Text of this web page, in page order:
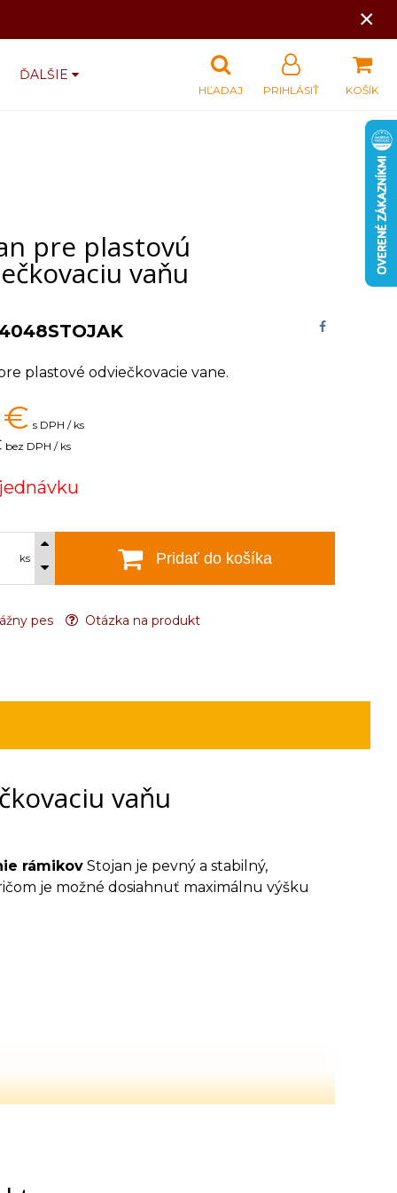
×
ĎALŠIE
KOŠÍK
PRIHLÁSIŤ
HĽADAJ
pre plastovú
vaňu
plastové odviečkovacie vane.
€ s DPH / ks
bez DPH / ks
ks Pridať do košíka
pes Otázka na produkt
vaňu
rámikov Stojan je pevný a stabilný,
je možné dosiahnuť maximálnu výšku